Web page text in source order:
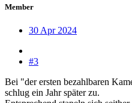
Member
30 Apr 2024
#3
Bei "der ersten bezahlbaren
schlug ein Jahr später zu.